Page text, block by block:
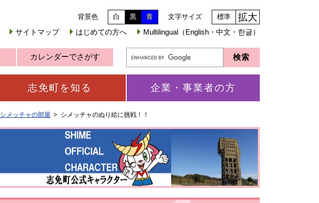
背景色 白 黒 青 文字サイズ 標準 拡大
サイトマップ はじめての方へ Multilingual（English・中文・한글）
カレンダーでさがす
志免町を知る 企業・事業者の方
シメッチャの部屋 シメッチャのぬり絵に挑戦！！